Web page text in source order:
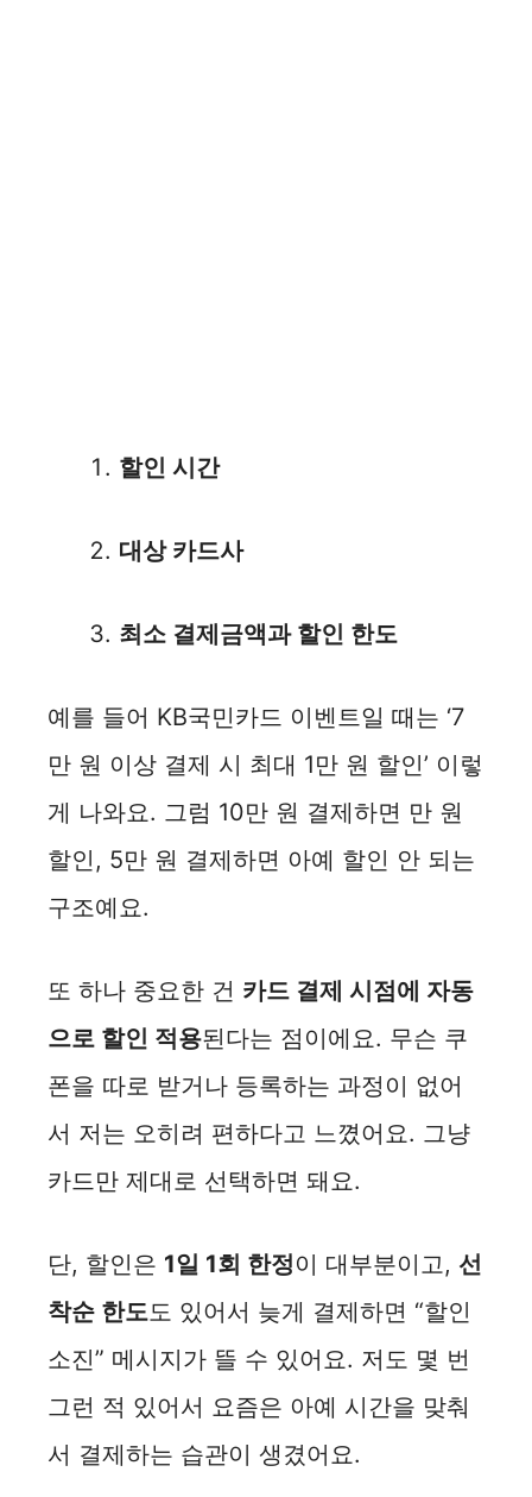
할인 시간
대상 카드사
최소 결제금액과 할인 한도
예를 들어 KB국민카드 이벤트일 때는 ‘7
만 원 이상 결제 시 최대 1만 원 할인’ 이렇
게 나와요. 그럼 10만 원 결제하면 만 원
할인, 5만 원 결제하면 아예 할인 안 되는
구조예요.
또 하나 중요한 건 카드 결제 시점에 자동
으로 할인 적용된다는 점이에요. 무슨 쿠
폰을 따로 받거나 등록하는 과정이 없어
서 저는 오히려 편하다고 느꼈어요. 그냥
카드만 제대로 선택하면 돼요.
단, 할인은 1일 1회 한정이 대부분이고, 선
착순 한도도 있어서 늦게 결제하면 “할인
소진” 메시지가 뜰 수 있어요. 저도 몇 번
그런 적 있어서 요즘은 아예 시간을 맞춰
서 결제하는 습관이 생겼어요.